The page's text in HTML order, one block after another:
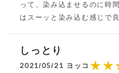
って、染み込ませるのに時
はスーッと染み込む感じで
しっとり
2021/05/21 ヨッコ